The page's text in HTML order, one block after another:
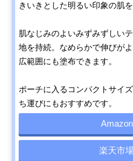
きいきとした明るい印象の肌を
肌なじみのよいみずみずしい
地を持続。なめらかで伸びが
広範囲にも塗布できます。
ポーチに入るコンパクトサイ
ち運びにもおすすめです。
楽天市